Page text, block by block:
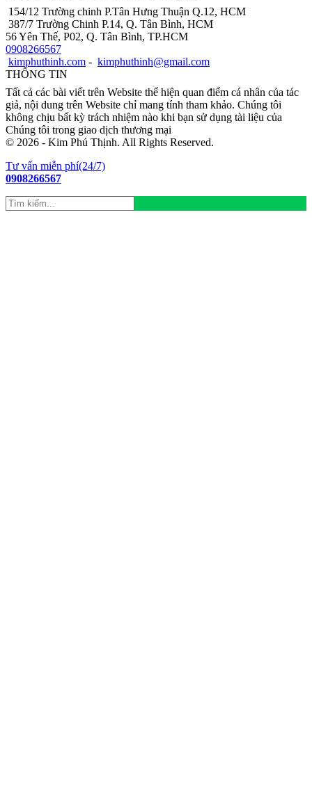
154/12 Trường chinh P.Tân Hưng Thuận Q.12, HCM
387/7 Trường Chinh P.14, Q. Tân Bình, HCM
56 Yên Thế, P02, Q. Tân Bình, TP.HCM
0908266567
kimphuthinh.com - kimphuthinh@gmail.com
THÔNG TIN
Tất cả các bài viết trên Website thể hiện quan điểm cá nhân của tác
giả, nội dung trên Website chỉ mang tính tham khảo. Chúng tôi
không chịu bất kỳ trách nhiệm nào khi bạn sử dụng tài liệu của
Chúng tôi trong giao dịch thương mại
© 2026 - Kim Phú Thịnh. All Rights Reserved.
Tư vấn miễn phí(24/7)
0908266567